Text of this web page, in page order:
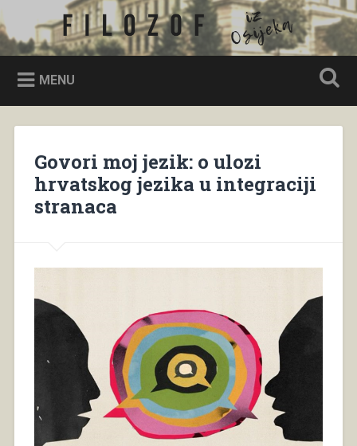
to
content
Search
Filozof iz Osijeka
MENU
Govori moj jezik: o ulozi
hrvatskog jezika u integraciji
stranaca